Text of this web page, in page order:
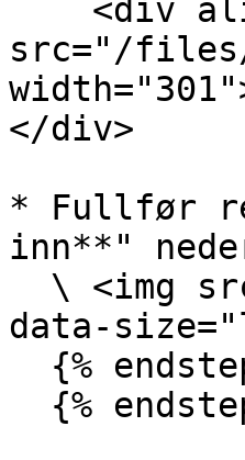
src="/files/
</div>
* Fullfør
inn**"
data-